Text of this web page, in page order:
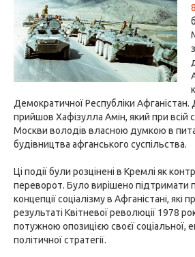
Демократичної Республіки Афганістан.
прийшов Хафізулла Амін, який при всій
Москви володів власною думкою в
будівництва афганського суспільства.
Ці події були розцінені в Кремлі як
переворот. Було вирішено підтримати
концепції соціалізму в Афганістані,
результаті Квітневої революції 1978
потужною опозицією своєї соціальної,
політичної стратегії.